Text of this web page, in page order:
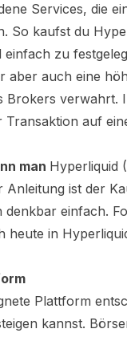
Services, die
So kaufst du
zu
auch eine
Brokers verwahrt.
auf
man Hyperliquid
Anleitung ist der
einfach.
heute in
Plattform
kannst.